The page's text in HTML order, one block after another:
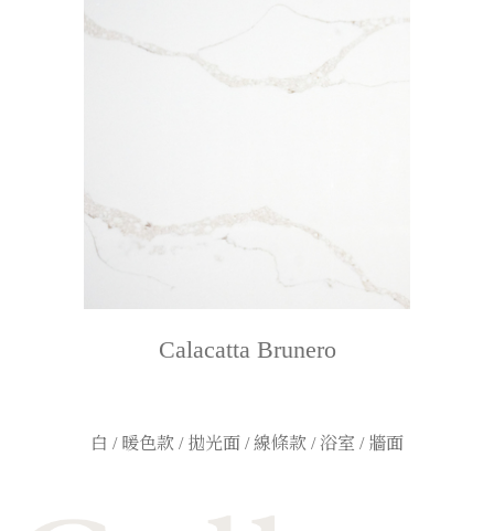
Calacatta Brunero
白 / 暖色款 / 拋光面 / 線條款 / 浴室 / 牆面